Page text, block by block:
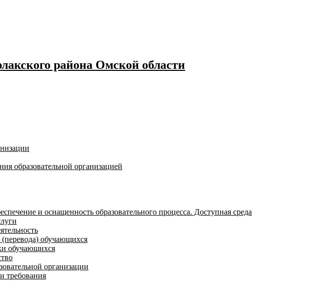
района Омской области
образовательной организацией
и оснащенность образовательного процесса. Доступная среда
обучающихся
обучающихся
организации
требования